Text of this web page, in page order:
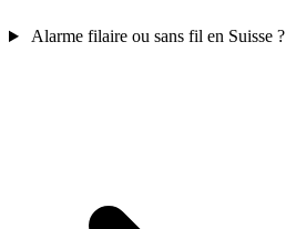
Alarme filaire ou sans fil en Suisse ?